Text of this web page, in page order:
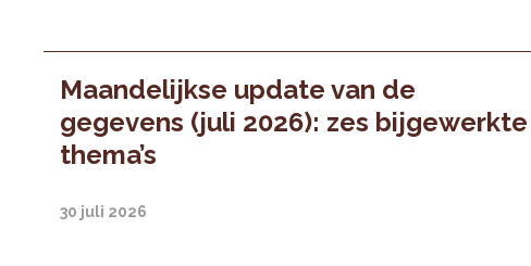
Maandelijkse update van de
gegevens (juli 2026): zes bijgewerkte
thema’s
30 juli 2026